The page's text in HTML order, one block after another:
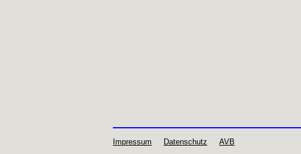
Impressum Datenschutz AVB